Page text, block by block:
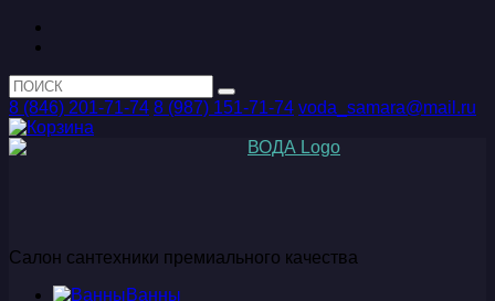
8 (846) 201-71-74 8 (987) 151-71-74 voda_samara@mail.ru
Салон сантехники премиального качества
Ванны